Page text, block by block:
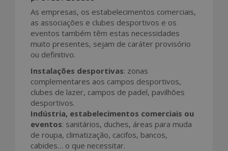
As empresas, os estabelecimentos comerciais,
as associações e clubes desportivos e os
eventos também têm estas necessidades
muito presentes, sejam de caráter provisório
ou definitivo.
Instalações desportivas: zonas
complementares aos campos desportivos,
clubes de lazer, campos de padel, pavilhões
desportivos.
Indústria, estabelecimentos comerciais ou
eventos: sanitários, duches, áreas para muda
de roupa, climatização, cacifos, bancos,
cabides… o que necessitar.